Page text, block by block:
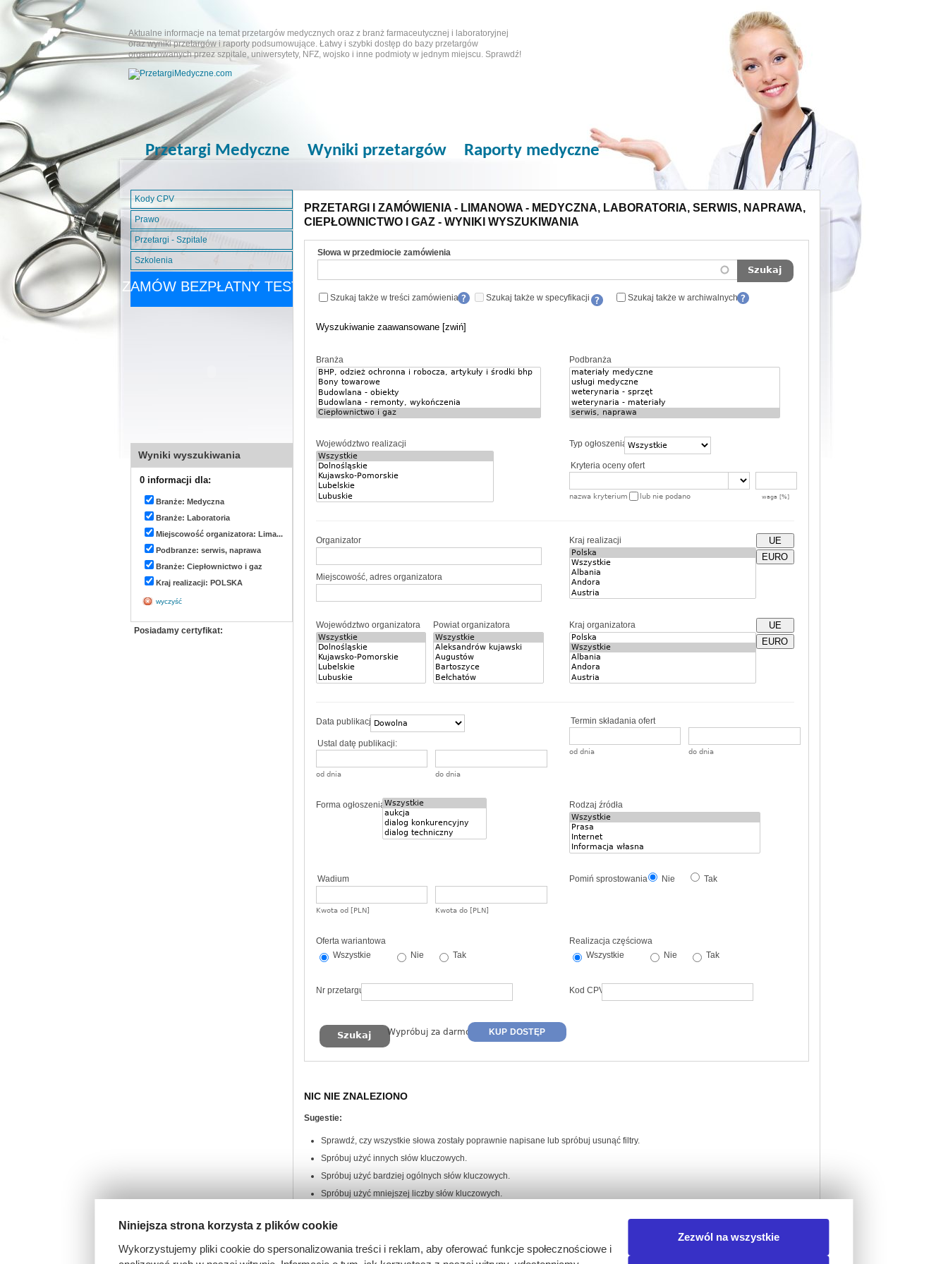
Aktualne informacje na temat przetargów medycznych oraz z branż farmaceutycznej i laboratoryjnej
oraz wyniki przetargów i raporty podsumowujące. Łatwy i szybki dostęp do bazy przetargów
organizowanych przez szpitale, uniwersytety, NFZ, wojsko i inne podmioty w jednym miejscu. Sprawdź!
Przetargi Medyczne Wyniki przetargów Raporty medyczne
PRZETARGI I ZAMÓWIENIA - LIMANOWA - MEDYCZNA, LABORATORIA, SERWIS, NAPRAWA,
CIEPŁOWNICTWO I GAZ - WYNIKI WYSZUKIWANIA
Słowa w przedmiocie zamówienia
Szukaj także w treści zamówienia Szukaj także w specyfikacji Szukaj także w archiwalnych
Wyszukiwanie zaawansowane [zwiń]
Branża Podbranża
Województwo realizacji Typ ogłoszenia
Kryteria oceny ofert
nazwa kryterium waga [%]
lub nie podano
Organizator
Miejscowość, adres organizatora
Kraj realizacji
UE
EURO
Województwo organizatora Powiat organizatora Kraj organizatora
UE
EURO
Data publikacji
Ustal datę publikacji:
od dnia do dnia
Termin składania ofert
od dnia do dnia
Forma ogłoszenia Rodzaj źródła
Wadium
Kwota od [PLN] Kwota do [PLN]
Pomiń sprostowania Nie Tak
Oferta wariantowa
Wszystkie
Nie Tak
Realizacja częściowa
Wszystkie
Nie Tak
Nr przetargu Kod CPV
Wypróbuj za darmo KUP DOSTĘP
NIC NIE ZNALEZIONO
Sugestie:
Sprawdź, czy wszystkie słowa zostały poprawnie napisane lub spróbuj usunąć filtry.
Spróbuj użyć innych słów kluczowych.
Spróbuj użyć bardziej ogólnych słów kluczowych.
Spróbuj użyć mniejszej liczby słów kluczowych.
Kody CPV
Prawo
Przetargi - Szpitale
Szkolenia
ZAMÓW BEZPŁATNY TEST
Wyniki wyszukiwania
0 informacji dla:
Branże: Medyczna
Branże: Laboratoria
Miejscowość organizatora: Lima...
Podbranze: serwis, naprawa
Branże: Ciepłownictwo i gaz
Kraj realizacji: POLSKA
wyczyść
Posiadamy certyfikat:
Niniejsza strona korzysta z plików cookie
Wykorzystujemy pliki cookie do spersonalizowania treści i reklam, aby oferować funkcje społecznościowe i
Zezwól na wszystkie